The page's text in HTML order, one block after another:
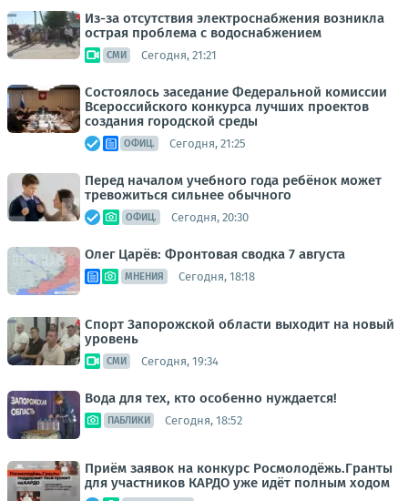
Из-за отсутствия электроснабжения возникла
острая проблема с водоснабжением
СМИ Сегодня, 21:21
Состоялось заседание Федеральной комиссии
Всероссийского конкурса лучших проектов
создания городской среды
ОФИЦ. Сегодня, 21:25
Перед началом учебного года ребёнок может
тревожиться сильнее обычного
ОФИЦ. Сегодня, 20:30
Олег Царёв: Фронтовая сводка 7 августа
МНЕНИЯ Сегодня, 18:18
Спорт Запорожской области выходит на новый
уровень
СМИ Сегодня, 19:34
Вода для тех, кто особенно нуждается!
ПАБЛИКИ Сегодня, 18:52
Приём заявок на конкурс Росмолодёжь.Гранты
для участников КАРДО уже идёт полным ходом